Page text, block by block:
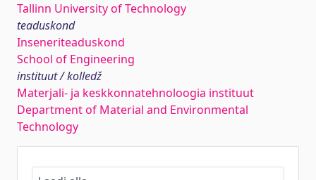
Tallinn University of Technology
teaduskond
Inseneriteaduskond
School of Engineering
instituut / kolledž
Materjali- ja keskkonnatehnoloogia instituut
Department of Material and Environmental
Technology